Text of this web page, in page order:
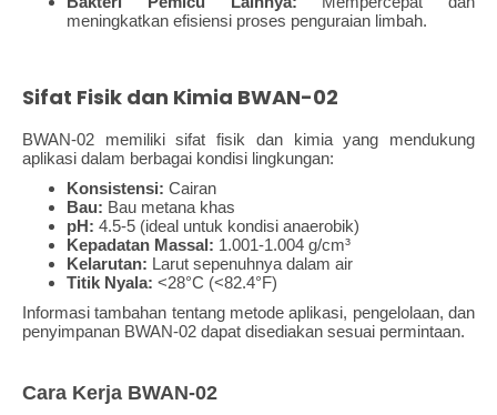
meningkatkan efisiensi proses penguraian limbah.
Sifat Fisik dan Kimia BWAN-02
BWAN-02 memiliki sifat fisik dan kimia yang mendukung
aplikasi dalam berbagai kondisi lingkungan:
Konsistensi: Cairan
Bau: Bau metana khas
pH: 4.5-5 (ideal untuk kondisi anaerobik)
Kepadatan Massal: 1.001-1.004 g/cm³
Kelarutan: Larut sepenuhnya dalam air
Titik Nyala: <28°C (<82.4°F)
Informasi tambahan tentang metode aplikasi, pengelolaan, dan
penyimpanan BWAN-02 dapat disediakan sesuai permintaan.
Cara Kerja BWAN-02